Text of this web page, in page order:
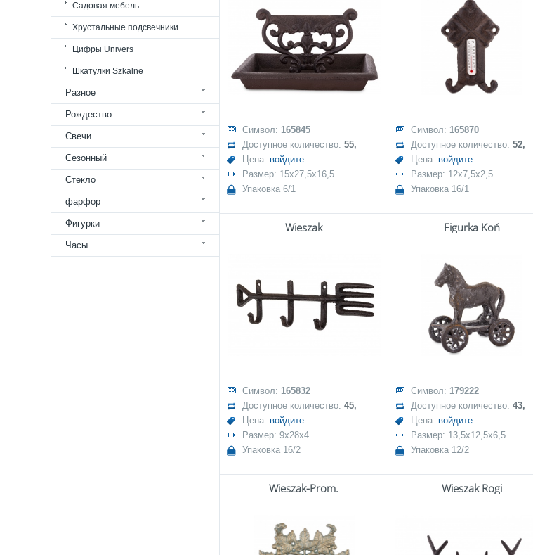
Садовая мебель
Хрустальные подсвечники
Цифры Univers
Шкатулки Szkalne
Разное
Рождество
Свечи
Сезонный
Стекло
фарфор
Фигурки
Часы
Символ: 165845
Доступное количество: 55,
Цена: войдите
Размер: 15x27,5x16,5
Упаковка 6/1
Символ: 165870
Доступное количество: 52,
Цена: войдите
Размер: 12x7,5x2,5
Упаковка 16/1
Wieszak
Символ: 165832
Доступное количество: 45,
Цена: войдите
Размер: 9x28x4
Упаковка 16/2
Figurka Koń
Символ: 179222
Доступное количество: 43,
Цена: войдите
Размер: 13,5x12,5x6,5
Упаковка 12/2
Wieszak-Prom. Wieszak Rogi